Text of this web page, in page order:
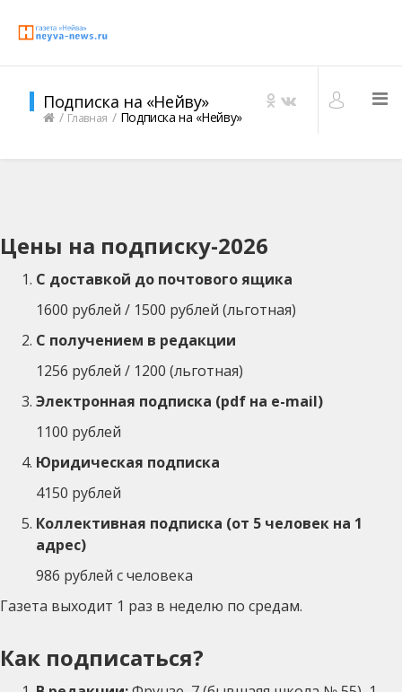
Подписка на «Нейву»
Главная Подписка на «Нейву»
Цены на подписку-2026
С доставкой до почтового ящика
1600 рублей / 1500 рублей (льготная)
С получением в редакции
1256 рублей / 1200 (льготная)
Электронная подписка (pdf на e-mail)
1100 рублей
Юридическая подписка
4150 рублей
Коллективная подписка (от 5 человек на 1
адрес)
986 рублей с человека
Газета выходит 1 раз в неделю по средам.
Как подписаться?